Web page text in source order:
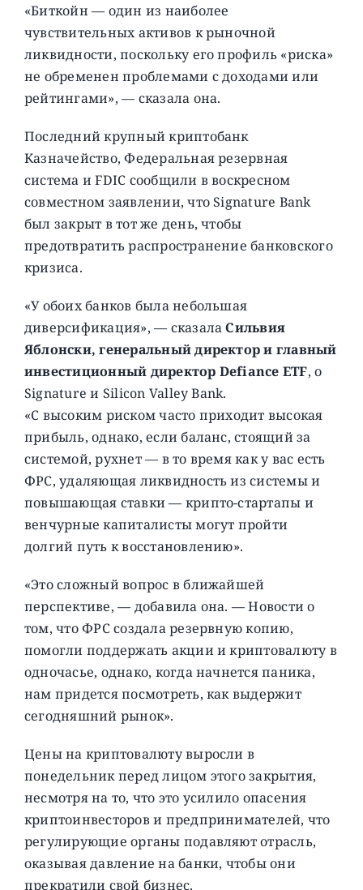
«Биткойн — один из наиболее
чувствительных активов к рыночной
ликвидности, поскольку его профиль «риска»
не обременен проблемами с доходами или
рейтингами», — сказала она.
Последний крупный криптобанк
Казначейство, Федеральная резервная
система и FDIC сообщили в воскресном
совместном заявлении, что Signature Bank
был закрыт в тот же день, чтобы
предотвратить распространение банковского
кризиса.
«У обоих банков была небольшая
диверсификация», — сказалаСильвия
Яблонски, генеральный директор и главный
инвестиционный директор Defiance ETF, о
Signature и Silicon Valley Bank.
«С высоким риском часто приходит высокая
прибыль, однако, если баланс, стоящий за
системой, рухнет — в то время как у вас есть
ФРС, удаляющая ликвидность из системы и
повышающая ставки — крипто-стартапы и
венчурные капиталисты могут пройти
долгий путь к восстановлению».
«Это сложный вопрос в ближайшей
перспективе, — добавила она. — Новости о
том, что ФРС создала резервную копию,
помогли поддержать акции и криптовалюту в
одночасье, однако, когда начнется паника,
нам придется посмотреть, как выдержит
сегодняшний рынок».
Цены на криптовалюту выросли в
понедельник перед лицом этого закрытия,
несмотря на то, что это усилило опасения
криптоинвесторов и предпринимателей, что
регулирующие органы подавляют отрасль,
оказывая давление на банки, чтобы они
прекратили свой бизнес.